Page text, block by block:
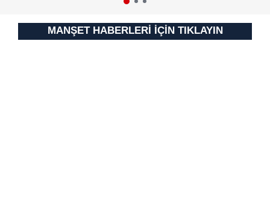
MANŞET HABERLERİ İÇİN TIKLAYIN